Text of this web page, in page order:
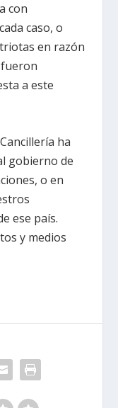
con
caso, o
en razón
a este
ha
gobierno de
o en
ese país.
y medios